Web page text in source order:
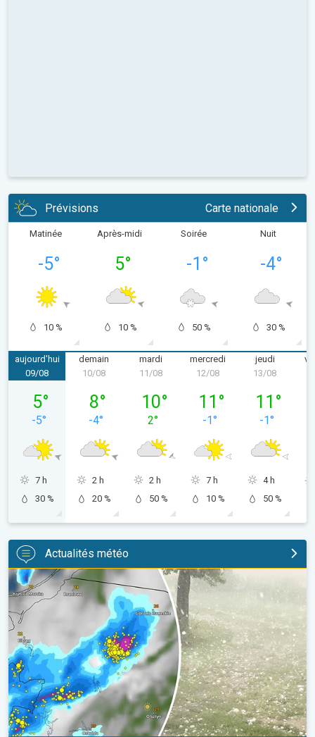
Prévisions Carte nationale
Matinée
-5°
10 %
Après-midi
5°
10 %
Soirée
-1 °
50 %
Nuit
-4°
30 %
aujourd'hui
dimanche 09/08
09/08
5°
-5°
7 h
30 %
demain
10/08
8°
-4°
2 h
20 %
mardi
11/08
10°
2°
2 h
50 %
mercredi
mercredi 12/08
12/08
11 °
-1°
7 h
10 %
jeudi
13/08
11 °
-1°
4 h
50 %
Actualités météo
Orage de grêle gigantesque en Pologne. Fortes intempéries. . .